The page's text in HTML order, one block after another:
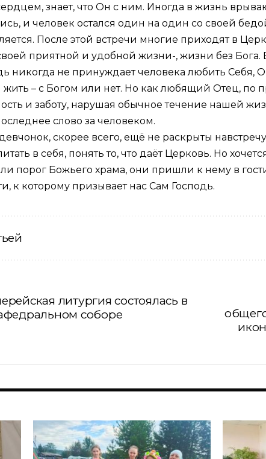
знает, что Он с ним. Иногда в жизнь
и человек остался один на один со своей
После этой встречи многие приходят в
приятной и удобной жизни-, жизни без Бога.
никогда не принуждает человека любить Себя,
– с Богом или нет. Но как любящий Отец, по
и заботу, нарушая обычное течение нашей
слово за человеком.
скорее всего, ещё не раскрыты
в себя, понять то, что даёт Церковь. Но
порог Божьего храма, они пришли к нему в
к которому призывает нас Сам Господь.
литургия состоялась в
соборе